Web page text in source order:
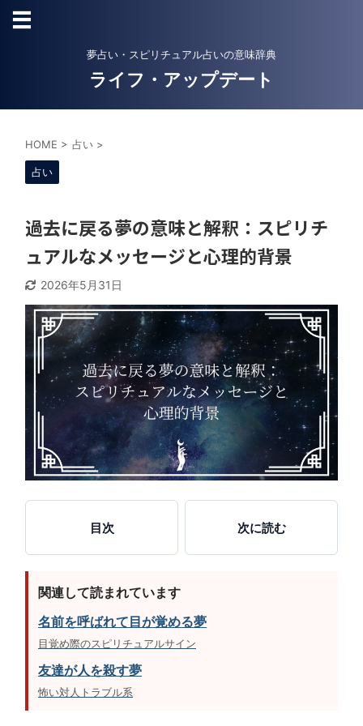
夢占い・スピリチュアル占いの意味辞典
ライフ・アップデート
HOME > 占い >
占い
過去に戻る夢の意味と解釈：スピリチ
ュアルなメッセージと心理的背景
2026年5月31日
目次 次に読む
関連して読まれています
名前を呼ばれて目が覚める夢
目覚め際のスピリチュアルサイン
友達が人を殺す夢
怖い対人トラブル系